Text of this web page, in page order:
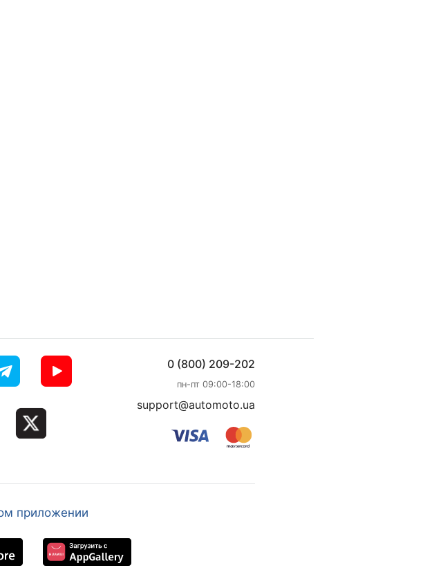
0 (800) 209-202
пн-пт 09:00-18:00
support@automoto.ua
приложении